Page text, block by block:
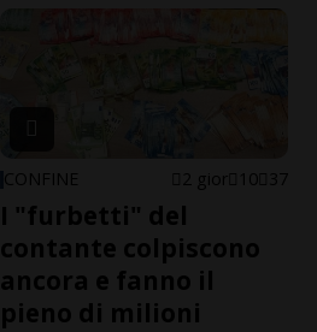
CONFINE 2 gior 10 37
I "furbetti" del
contante colpiscono
ancora e fanno il
pieno di milioni